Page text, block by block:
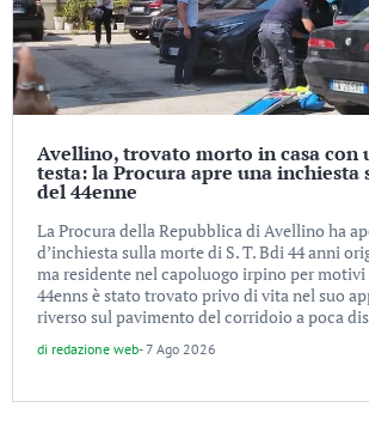
Avellino, trovato morto in casa con
testa: la Procura apre una inchiesta
del 44enne
La Procura della Repubblica di Avellino ha
d’inchiesta sulla morte di S. T. Bdi 44 anni
ma residente nel capoluogo irpino per
44enns è stato trovato privo di vita nel suo
riverso sul pavimento del corridoio a poca
di redazione web-7 Ago 2026